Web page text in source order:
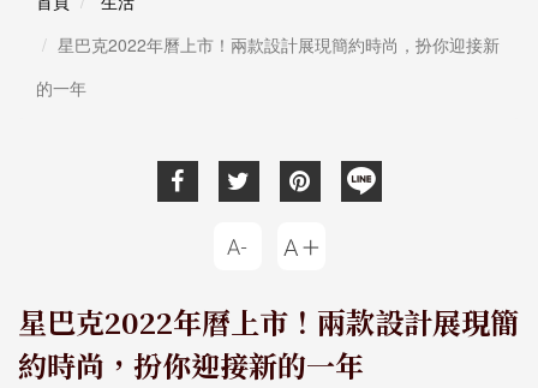
星巴克2022年曆上市！兩款設計展現簡約時尚，扮你迎接新
的一年
星巴克2022年曆上市！兩款設計展現簡
約時尚，扮你迎接新的一年